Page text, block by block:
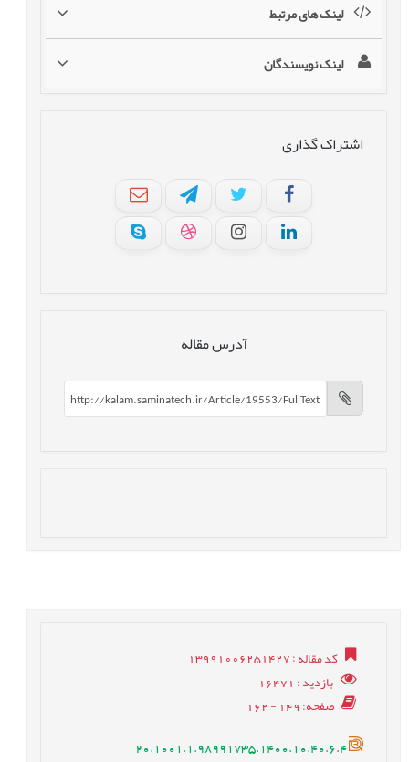
لینک های مرتبط
لینک نویسندگان
اشتراک گذاری
آدرس مقاله
کد مقاله: 13991006251427
بازدید: 16471
صفحه: 149 - 162
20.1001.1.98991735.1400.10.40.6.4